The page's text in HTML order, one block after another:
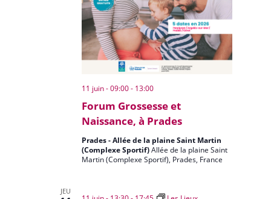
Forum Grossesse et
Naissance, à Prades
11 juin - 09:00- 13:00
Prades - Allée de la plaine Saint Martin
(Complexe Sportif)Allée de la plaine Saint
Martin (Complexe Sportif), Prades, France
JEU